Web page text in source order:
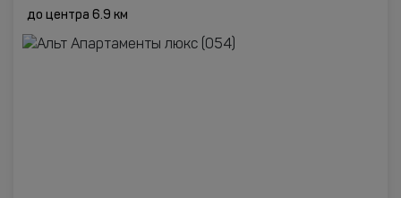
до центра 6.9 км